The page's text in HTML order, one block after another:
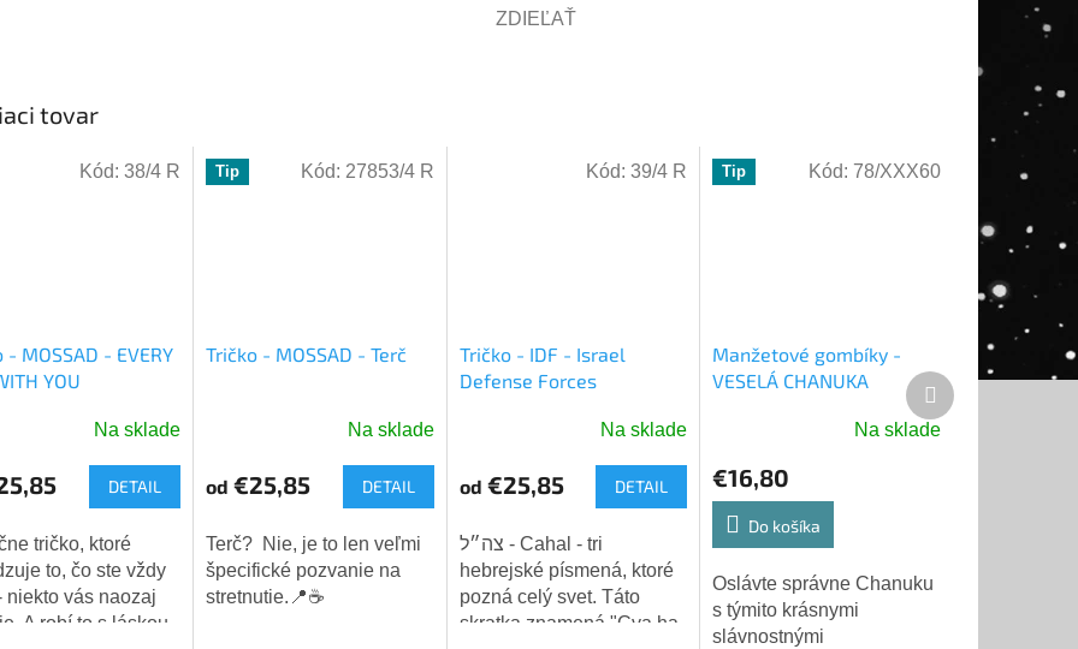
ZDIEĽAŤ
tovar
- MOSSAD - EVERY
YOU
Na sklade
DETAIL
tričko, ktoré
to, čo ste vždy
niekto vás naozaj
A robí to s láskou.
Kód: 38/4 R Tip
Tričko - MOSSAD - Terč
produktu
5,0
z
5
Na sklade
od €25,85 DETAIL
Terč? Nie, je to len veľmi
špecifické pozvanie na
stretnutie.📍☕
Kód: 27853/4 R
Tričko - IDF - Israel
Defense Forces
produktu
5,0
z
5
hviezdičiek.
Na sklade
od €25,85 DETAIL
צה״ל - Cahal - tri
hebrejské písmená, ktoré
pozná celý svet. Táto
skratka znamená "Cva ha-
Kód:39/4 R Tip
Manžetové gombíky -
VESELÁ CHANUKA
Na sklade
€16,80
Do košíka
Oslávte správne Chanuku
s týmito krásnymi
slávnostnými
Kód: 78/XXX60
Ďalší
produkt